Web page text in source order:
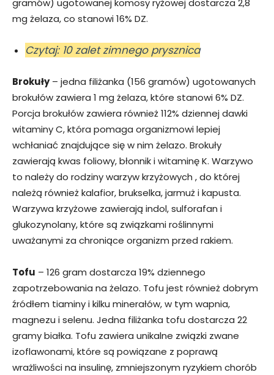
gramów) ugotowanej komosy ryżowej dostarcza 2,8
mg żelaza, co stanowi 16% DZ.
Czytaj: 10 zalet zimnego prysznica
Brokuły– jedna filiżanka (156 gramów) ugotowanych
brokułów zawiera 1 mg żelaza, które stanowi 6% DZ.
Porcja brokułów zawiera również 112% dziennej dawki
witaminy C, która pomaga organizmowi lepiej
wchłaniać znajdujące się w nim żelazo. Brokuły
zawierają kwas foliowy, błonnik i witaminę K. Warzywo
to należy do rodziny warzyw krzyżowych , do której
należą również kalafior, brukselka, jarmuż i kapusta.
Warzywa krzyżowe zawierają indol, sulforafan i
glukozynolany, które są związkami roślinnymi
uważanymi za chroniące organizm przed rakiem.
Tofu – 126 gram dostarcza 19% dziennego
zapotrzebowania na żelazo. Tofu jest również dobrym
źródłem tiaminy i kilku minerałów, w tym wapnia,
magnezu i selenu. Jedna filiżanka tofu dostarcza 22
gramy białka. Tofu zawiera unikalne związki zwane
izoflawonami, które są powiązane z poprawą
wrażliwości na insulinę, zmniejszonym ryzykiem chorób